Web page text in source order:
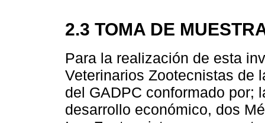
2.3 TOMA DE
Para la realización de esta
Veterinarios Zootecnistas de
del GADPC conformado por;
desarrollo económico, dos